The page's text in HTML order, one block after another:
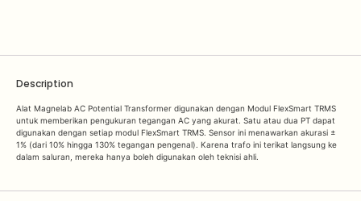
Description
Alat Magnelab AC Potential Transformer digunakan dengan Modul FlexSmart TRMS
untuk memberikan pengukuran tegangan AC yang akurat. Satu atau dua PT dapat
digunakan dengan setiap modul FlexSmart TRMS. Sensor ini menawarkan akurasi ±
1% (dari 10% hingga 130% tegangan pengenal). Karena trafo ini terikat langsung ke
dalam saluran, mereka hanya boleh digunakan oleh teknisi ahli.